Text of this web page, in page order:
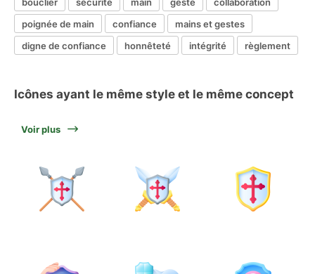
poignée de main
confiance
mains et gestes
digne de confiance
honnêteté intégrité règlement
Icônes ayant le même style et le même concept
Voir plus